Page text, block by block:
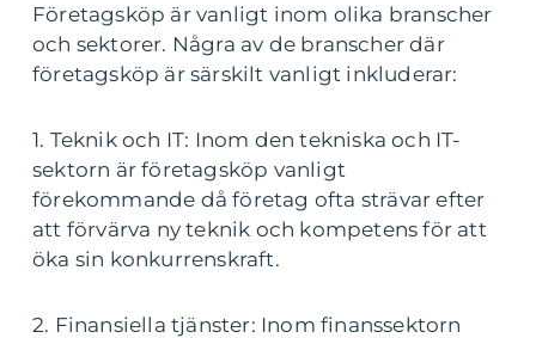
Företagsköp är vanligt inom olika branscher
och sektorer. Några av de branscher där
företagsköp är särskilt vanligt inkluderar:
1. Teknik och IT: Inom den tekniska och IT-
sektorn är företagsköp vanligt
förekommande då företag ofta strävar efter
att förvärva ny teknik och kompetens för att
öka sin konkurrenskraft.
2. Finansiella tjänster: Inom finanssektorn